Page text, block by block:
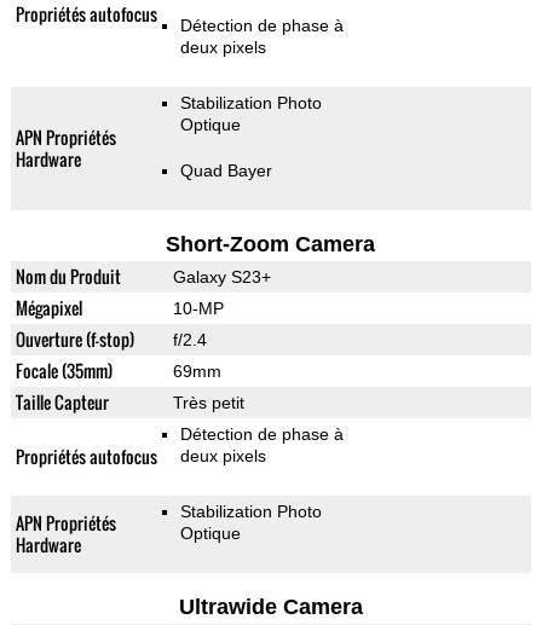
Propriétés autofocus
Détection de phase à
deux pixels
APN Propriétés
Hardware
Stabilization Photo
Optique
Quad Bayer
Short-Zoom Camera
Nom du Produit Galaxy S23+
Mégapixel 10-MP
Ouverture (f-stop) f/2.4
Focale (35mm) 69mm
Taille Capteur Très petit
Propriétés autofocus
Détection de phase à
deux pixels
APN Propriétés
Hardware
Stabilization Photo
Optique
Ultrawide Camera